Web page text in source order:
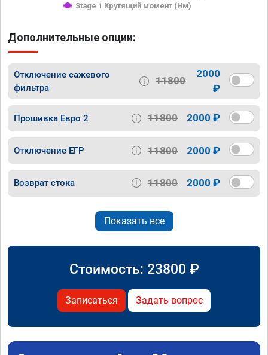
Stage 1 Крутящий момент (Нм)
Дополнительные опции:
Отключение сажевого
фильтра
11800
2000
₽
Прошивка Евро 2 11800 2000 ₽
Отключение ЕГР 11800 2000 ₽
Возврат стока 11800 2000 ₽
Показать все
Стоимость: 23800 ₽
Записаться Задать вопрос